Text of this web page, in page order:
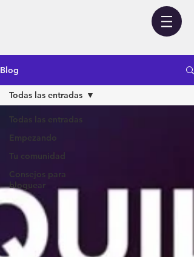
Blog
Todas las entradas
Empezando
Tu comunidad
Consejos para
bloguear
Todas las entradas